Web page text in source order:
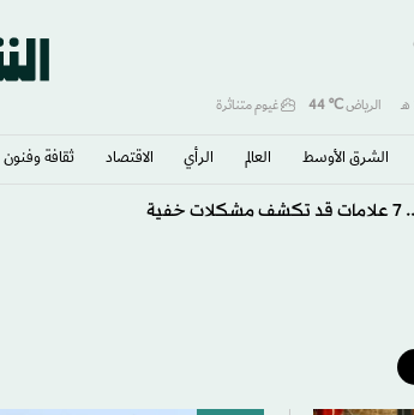
الرياض℃
44 غيوم متناثرة
الشرق الأوسط​ العالم الرأي الاقتصاد ثقافة وفنون
يهدد بإشعال حرب مفتوحة في كرة القدم العالمية